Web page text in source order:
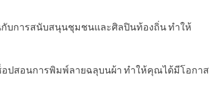
บการสนับสนุนชุมชนและศิลปินท้องถิ่น ทำให้
อปสอนการพิมพ์ลายฉลุบนผ้า ทำให้คุณได้มีโอกาส